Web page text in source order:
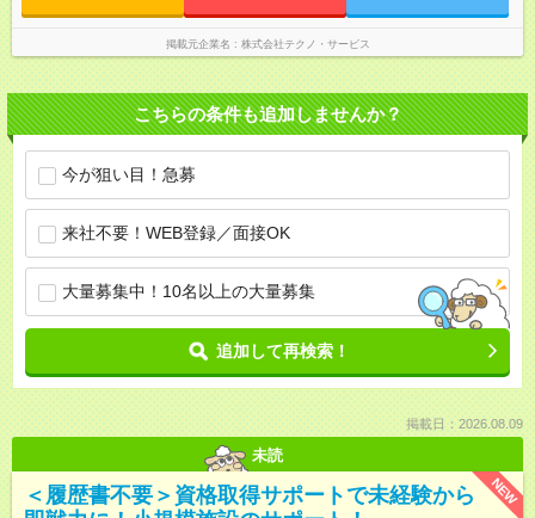
掲載元企業名 株式会社テクノ・サービス
こちらの条件も追加しませんか？
今が狙い目！急募
来社不要！WEB登録／面接OK
大量募集中！10名以上の大量募集
追加して再検索！
掲載日：2026.08.09
未読
NEW
＜履歴書不要＞資格取得サポートで未経験から